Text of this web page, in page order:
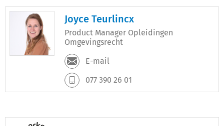
Joyce Teurlincx
Product Manager Opleidingen
Omgevingsrecht
E-mail
077 390 26 01